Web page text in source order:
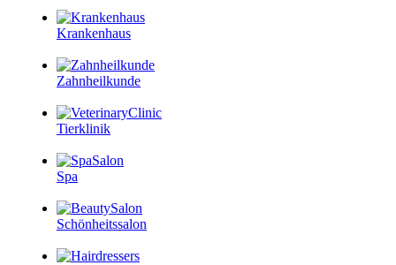
Krankenhaus
Zahnheilkunde
Tierklinik
Spa
Schönheitssalon